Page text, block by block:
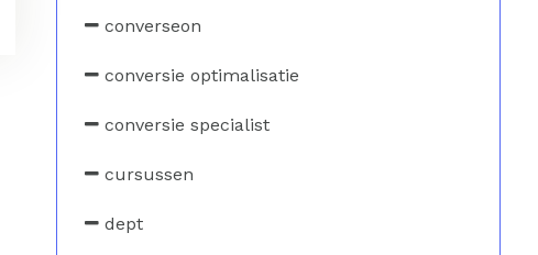
converseon
conversie optimalisatie
conversie specialist
cursussen
dept